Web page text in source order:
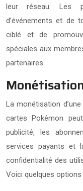
leur réseau. Les
d’événements et de
ciblé et de
spéciales aux
partenaires.
La monétisation
cartes Pokémon
publicité, les
services payants et
confidentialité des
Voici quelques